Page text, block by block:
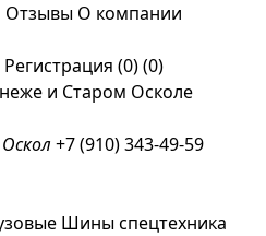
Отзывы О компании
Регистрация (0)(0)
+7 (910) 343-49-59
Шины спецтехника